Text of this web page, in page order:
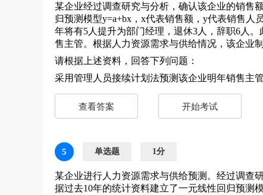
某企业经过调查研究与分析，确认该企业的销售
归预测模型y=a+bx，x代表销售额，y代表销售人
年将有5人提升为部门经理，退休3人，辞职6人
售主管。根据人力资源需求与供给情况，该企业
请根据上述资料，回答下列问题：
采用管理人员接续计划法预测该企业明年销售主
查看答案 开始考试
5 单选题 1分
某企业进行人力资源需求与供给预测。经过调查
据过去10年的统计资料建立了一元线性回归预测